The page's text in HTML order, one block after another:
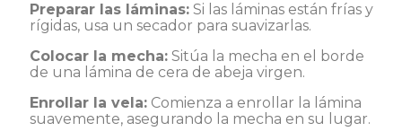
Preparar las láminas:Si las láminas están frías y
rígidas, usa un secador para suavizarlas.
Colocar la mecha:Sitúa la mecha en el borde
de una lámina de cera de abeja virgen.
Enrollar la vela:Comienza a enrollar la lámina
suavemente, asegurando la mecha en su lugar.